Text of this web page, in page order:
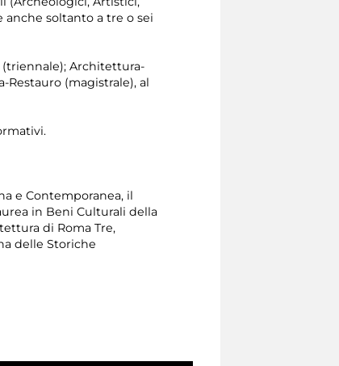
soltanto a tre o sei
(triennale); Architettura-
(magistrale), al
e Contemporanea, il
in Beni Culturali della
di Roma Tre,
delle Storiche